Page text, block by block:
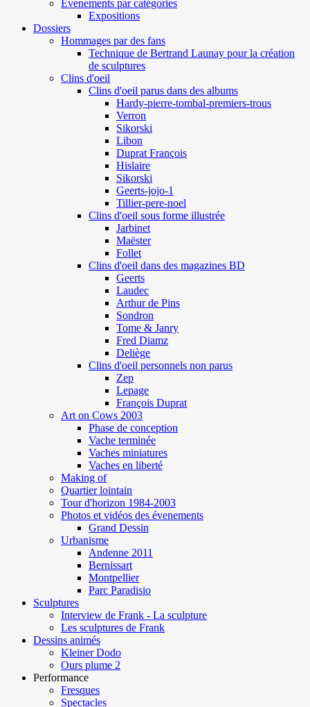
Evenements par catégories
Expositions
Dossiers
Hommages par des fans
Technique de Bertrand Launay pour la création
de sculptures
Clins d'oeil
Clins d'oeil parus dans des albums
Hardy-pierre-tombal-premiers-trous
Verron
Sikorski
Libon
Duprat François
Hislaire
Sikorski
Geerts-jojo-1
Tillier-pere-noel
Clins d'oeil sous forme illustrée
Jarbinet
Maëster
Follet
Clins d'oeil dans des magazines BD
Geerts
Laudec
Arthur de Pins
Sondron
Tome & Janry
Fred Diamz
Deliège
Clins d'oeil personnels non parus
Zep
Lepage
François Duprat
Art on Cows 2003
Phase de conception
Vache terminée
Vaches miniatures
Vaches en liberté
Making of
Quartier lointain
Tour d'horizon 1984-2003
Photos et vidéos des évenements
Grand Dessin
Urbanisme
Andenne 2011
Bernissart
Montpellier
Parc Paradisio
Sculptures
Interview de Frank - La sculpture
Les sculptures de Frank
Dessins animés
Kleiner Dodo
Ours plume 2
Performance
Fresques
Spectacles